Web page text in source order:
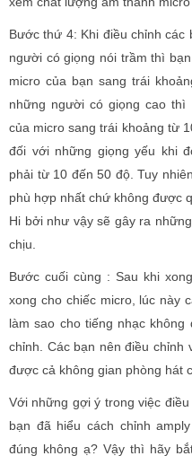
Bước thứ 4: Khi điều chỉnh
người có giọng nói trầm thì
micro của bạn sang trái
những người có giọng cao thì
của micro sang trái khoảng từ
đối với những giọng yếu khi
phải từ 10 đến 50 độ. Tuy
phù hợp nhất chứ không được
Hi bởi như vậy sẽ gây ra
chịu.
Bước cuối cùng : Sau khi
xong cho chiếc micro, lúc này
làm sao cho tiếng nhạc
chỉnh. Các bạn nên điều chỉnh
được cả không gian phòng hát
Với những gợi ý trong việc
bạn đã hiểu cách chỉnh
đúng không ạ? Vậy thì hãy